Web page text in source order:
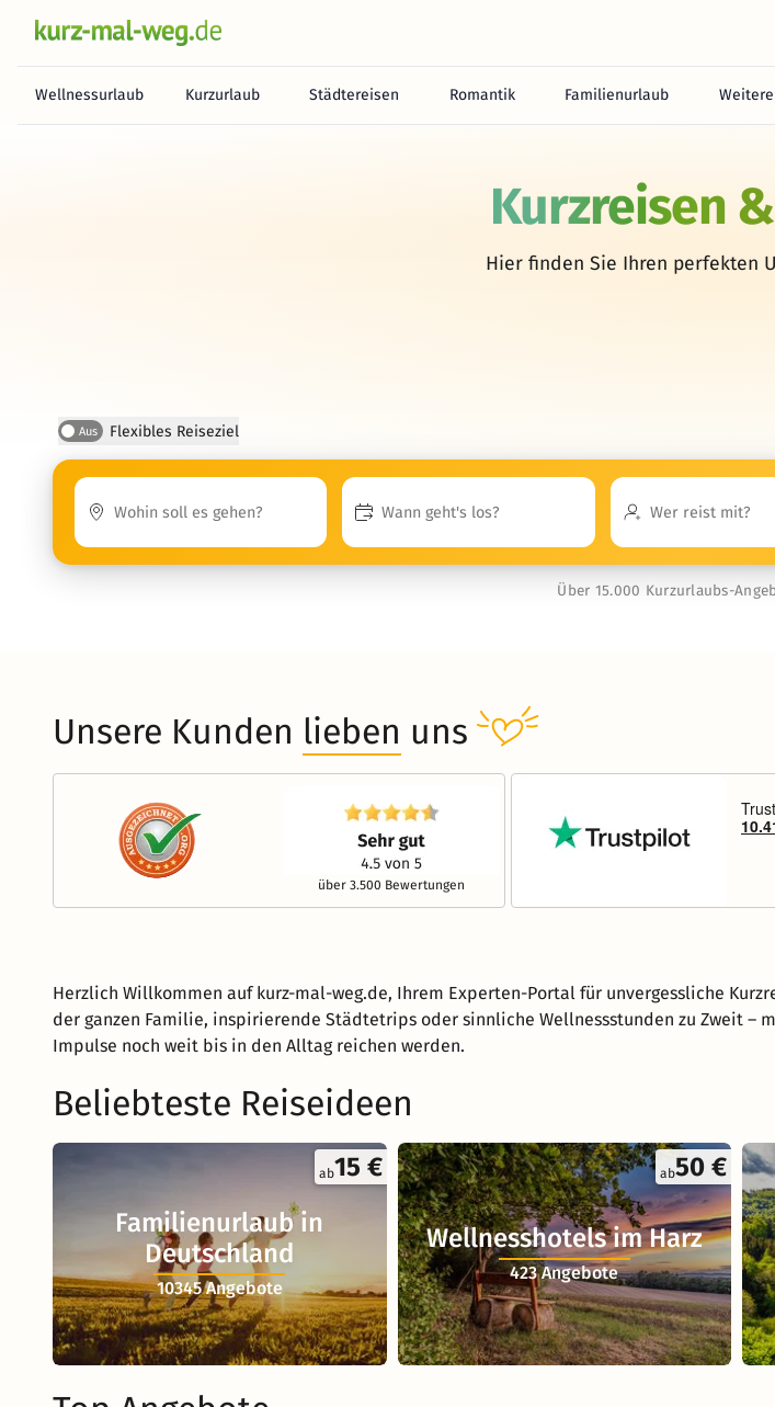
Wellnessurlaub Kurzurlaub Städtereisen Romantik Familienurlaub
Kurzreisen
Hier finden Sie Ihren perfekten
Aus Flexibles Reiseziel
Über 15.000 Kurzurlaubs-
Unsere Kunden lieben uns
über 3.500 Bewertungen
Herzlich Willkommen auf kurz-mal-weg.de, Ihrem Experten-Portal für unvergessliche
der ganzen Familie, inspirierende Städtetrips oder sinnliche Wellnessstunden zu Zweit –
Impulse noch weit bis in den Alltag reichen werden.
Beliebteste Reiseideen
ab15 €
Familienurlaub in
Deutschland
10345 Angebote
ab50 €
Wellnesshotels im Harz
423 Angebote